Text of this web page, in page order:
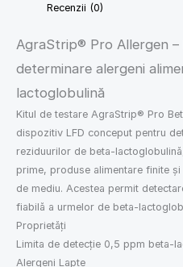
Recenzii (0)
AgraStrip® Pro Allergen
determinare alergeni
lactoglobulină
Kitul de testare AgraStrip® Pro
dispozitiv LFD conceput pentru
reziduurilor de beta-
prime, produse alimentare finite
de mediu. Acestea permit
fiabilă a urmelor de beta-
Proprietăți
Limita de detecție 0,5 ppm beta-
Alergeni Lapte